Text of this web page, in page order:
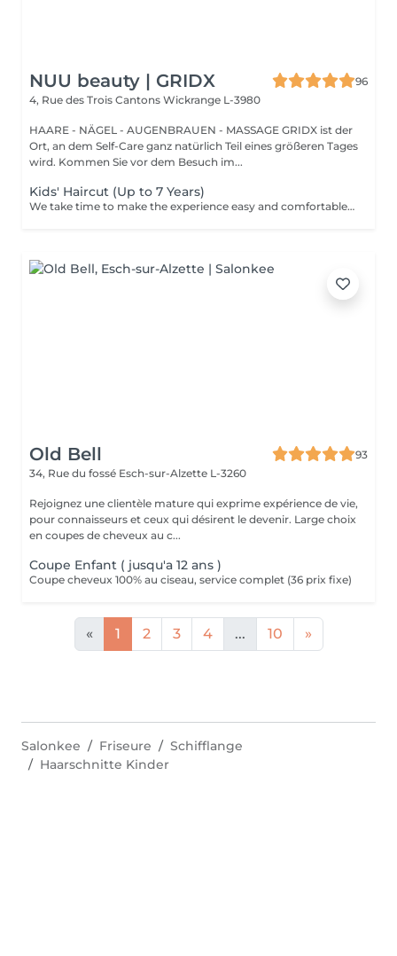
NUU beauty | GRIDX
96
4, Rue des Trois Cantons Wickrange L-3980
HAARE - NÄGEL - AUGENBRAUEN - MASSAGE GRIDX ist der
Ort, an dem Self-Care ganz natürlich Teil eines größeren Tages
wird. Kommen Sie vor dem Besuch im...
Kids' Haircut (Up to 7 Years)
We take time to make the experience easy and comfortable, starting with a short talk to understand the look you want, followed by a careful cut.
Old Bell
93
34, Rue du fossé Esch-sur-Alzette L-3260
Rejoignez une clientèle mature qui exprime expérience de vie,
pour connaisseurs et ceux qui désirent le devenir. Large choix
en coupes de cheveux au c...
Coupe Enfant ( jusqu'a 12 ans )
Coupe cheveux 100% au ciseau, service complet (36 prix fixe)
« 1 2 3 4 ... 10 »
Salonkee Friseure
Schifflange
Haarschnitte Kinder